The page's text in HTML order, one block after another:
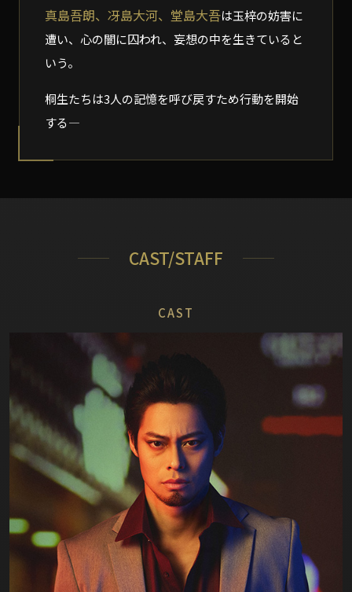
真島吾朗、冴島大河、堂島大吾は玉梓の妨害に
遭い、心の闇に囚われ、妄想の中を生きていると
いう。
桐生たちは3人の記憶を呼び戻すため行動を開始
する―
CAST/STAFF
CAST